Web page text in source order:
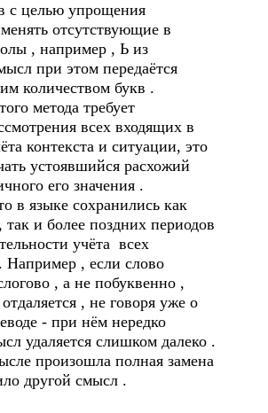
с целью упрощения
отсутствующие в
, например , Ь из
при этом передаётся
количеством букв .
метода требует
всех входящих в
контекста и ситуации, это
устоявшийся расхожий
его значения .
в языке сохранились как
так и более поздних периодов
учёта всех
Например , если слово
, а не побуквенно ,
, не говоря уже о
- при нём нередко
удаляется слишком далеко .
произошла полная замена
другой смысл .